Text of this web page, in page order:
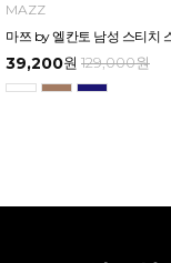
MAZZ
39,200원 129,000원